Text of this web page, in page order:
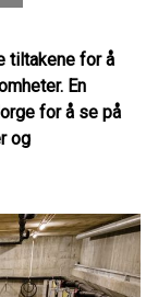
tiltakene for å
En
for å se på
og